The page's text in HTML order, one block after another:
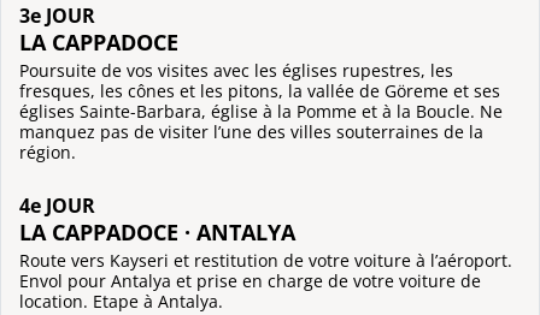
3e JOUR
LA CAPPADOCE
Poursuite de vos visites avec les églises rupestres, les
fresques, les cônes et les pitons, la vallée de Göreme et ses
églises Sainte-Barbara, église à la Pomme et à la Boucle. Ne
manquez pas de visiter l’une des villes souterraines de la
région.
4e JOUR
LA CAPPADOCE · ANTALYA
Route vers Kayseri et restitution de votre voiture à l’aéroport.
Envol pour Antalya et prise en charge de votre voiture de
location. Etape à Antalya.